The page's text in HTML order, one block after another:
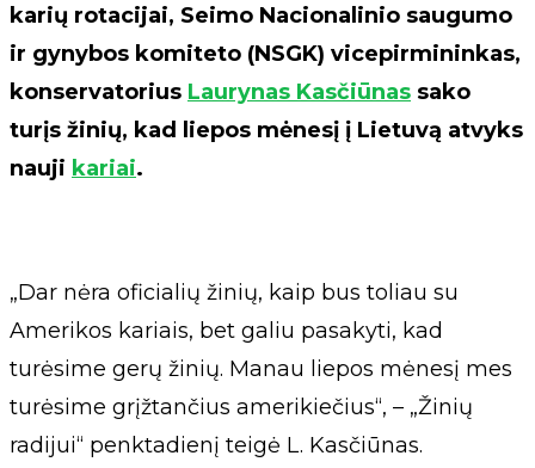
karių rotacijai, Seimo Nacionalinio saugumo
ir gynybos komiteto (NSGK) vicepirmininkas,
konservatorius Laurynas Kasčiūnas sako
turįs žinių, kad liepos mėnesį į Lietuvą atvyks
nauji kariai.
„Dar nėra oficialių žinių, kaip bus toliau su
Amerikos kariais, bet galiu pasakyti, kad
turėsime gerų žinių. Manau liepos mėnesį mes
turėsime grįžtančius amerikiečius“, – „Žinių
radijui“ penktadienį teigė L. Kasčiūnas.